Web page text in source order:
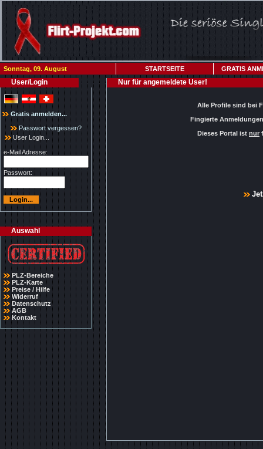
Sonntag, 09. August STARTSEITE GRATIS
User/Login
Gratis anmelden...
Passwort vergessen?
User Login...
e-Mail Adresse:
Passwort:
Auswahl
PLZ-Bereiche
PLZ-Karte
Preise / Hilfe
Widerruf
Datenschutz
AGB
Kontakt
Nur für angemeldete User!
Alle Profile sind bei
Fingierte
Dieses Portal ist nur